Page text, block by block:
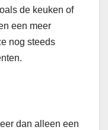
de keuken of
een meer
nog steeds
dan alleen een